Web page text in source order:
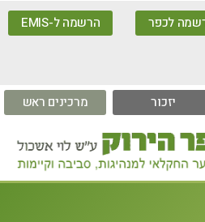
לכפר הרשמה ל-EMIS
יזכור מרכינים ראש